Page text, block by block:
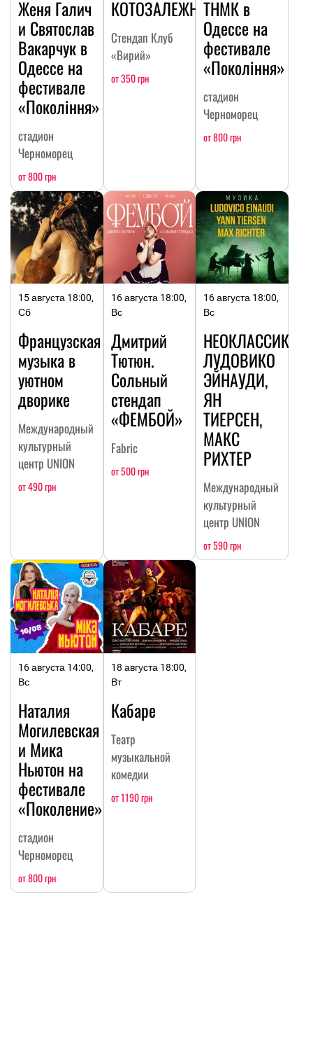
Женя Галич
и Святослав
Вакарчук в
Одессе на
фестивале
«Покоління»
стадион
Черноморец
от 800 грн
КОТОЗАЛЕЖНОСТЬ
Стендап Клуб
«Вирий»
от 350 грн
ТНМК в
Одессе на
фестивале
«Покоління»
стадион
Черноморец
от 800 грн
15 августа 18:00,
Сб
Французская
музыка в
уютном
дворике
Международный
культурный
центр UNION
от 490 грн
16 августа 18:00,
Вс
Дмитрий
Тютюн.
Сольный
стендап
«ФЕМБОЙ»
Fabric
от 500 грн
16 августа 18:00,
Вс
НЕОКЛАССИКА:
ЛУДОВИКО
ЭЙНАУДИ,
ЯН
ТИЕРСЕН,
МАКС
РИХТЕР
Международный
культурный
центр UNION
от 590 грн
16 августа 14:00,
Вс
Наталия
Могилевская
и Мика
Ньютон на
фестивале
«Поколение»
стадион
Черноморец
от 800 грн
18 августа 18:00,
Вт
Кабаре
Театр
музыкальной
комедии
от 1190 грн